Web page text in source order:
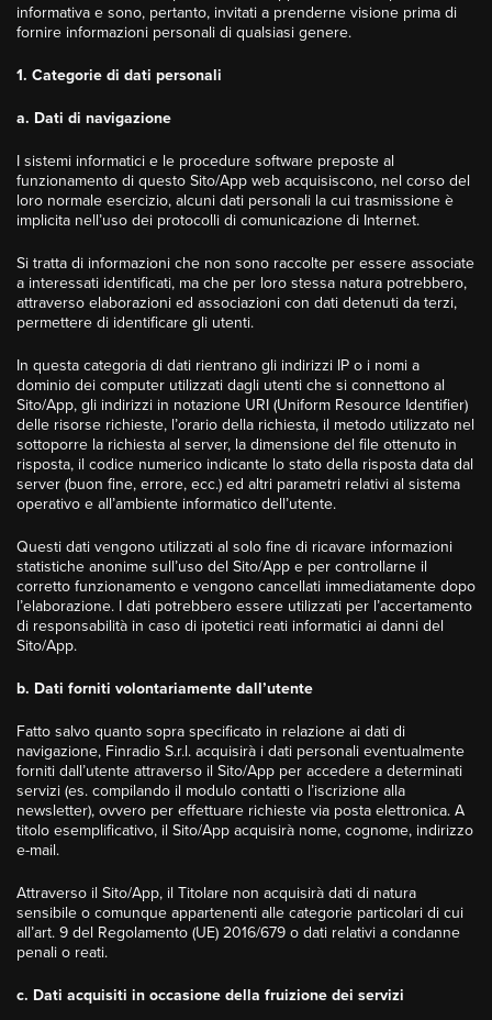
informativa e sono, pertanto, invitati a prenderne visione prima di
fornire informazioni personali di qualsiasi genere.
1. Categorie di dati personali
a. Dati di navigazione
I sistemi informatici e le procedure software preposte al
funzionamento di questo Sito/App web acquisiscono, nel corso del
loro normale esercizio, alcuni dati personali la cui trasmissione è
implicita nell’uso dei protocolli di comunicazione di Internet.
Si tratta di informazioni che non sono raccolte per essere associate
a interessati identificati, ma che per loro stessa natura potrebbero,
attraverso elaborazioni ed associazioni con dati detenuti da terzi,
permettere di identificare gli utenti.
In questa categoria di dati rientrano gli indirizzi IP o i nomi a
dominio dei computer utilizzati dagli utenti che si connettono al
Sito/App, gli indirizzi in notazione URI (Uniform Resource Identifier)
delle risorse richieste, l’orario della richiesta, il metodo utilizzato nel
sottoporre la richiesta al server, la dimensione del file ottenuto in
risposta, il codice numerico indicante lo stato della risposta data dal
server (buon fine, errore, ecc.) ed altri parametri relativi al sistema
operativo e all’ambiente informatico dell’utente.
Questi dati vengono utilizzati al solo fine di ricavare informazioni
statistiche anonime sull’uso del Sito/App e per controllarne il
corretto funzionamento e vengono cancellati immediatamente dopo
l’elaborazione. I dati potrebbero essere utilizzati per l’accertamento
di responsabilità in caso di ipotetici reati informatici ai danni del
Sito/App.
b. Dati forniti volontariamente dall’utente
Fatto salvo quanto sopra specificato in relazione ai dati di
navigazione, Finradio S.r.l. acquisirà i dati personali eventualmente
forniti dall’utente attraverso il Sito/App per accedere a determinati
servizi (es. compilando il modulo contatti o l’iscrizione alla
newsletter), ovvero per effettuare richieste via posta elettronica. A
titolo esemplificativo, il Sito/App acquisirà nome, cognome, indirizzo
e-mail.
Attraverso il Sito/App, il Titolare non acquisirà dati di natura
sensibile o comunque appartenenti alle categorie particolari di cui
all’art. 9 del Regolamento (UE) 2016/679 o dati relativi a condanne
penali o reati.
c. Dati acquisiti in occasione della fruizione dei servizi